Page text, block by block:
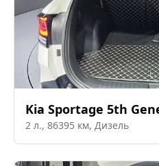
Kia Sportage 5th
2 л., 86395 км, Дизель